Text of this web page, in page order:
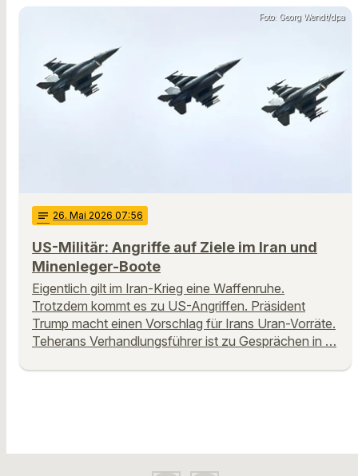
Foto: Georg Wendt/dpa
notes 26. Mai 2026 07:56
US-Militär: Angriffe auf Ziele im Iran und
Minenleger-Boote
Eigentlich gilt im Iran-Krieg eine Waffenruhe.
Trotzdem kommt es zu US-Angriffen. Präsident
Trump macht einen Vorschlag für Irans Uran-Vorräte.
Teherans Verhandlungsführer ist zu Gesprächen in …